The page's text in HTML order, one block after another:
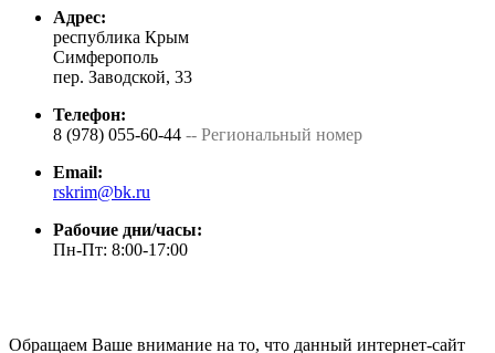
Адрес:
республика Крым
Симферополь
пер. Заводской, 33
Телефон:
8 (978) 055-60-44 -- Региональный номер
Email:
rskrim@bk.ru
Рабочие дни/часы:
Пн-Пт: 8:00-17:00
Обращаем Ваше внимание на то, что данный интернет-сайт